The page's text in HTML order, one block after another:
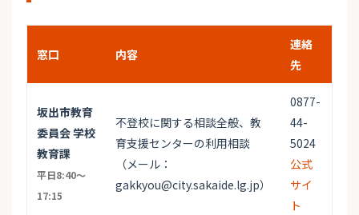
窓口 内容
連絡
先
坂出市教育
委員会 学校
教育課
平日8:40～
17:15
不登校に関する相談全般、教
育支援センターの利用相談
（メール：
gakkyou@city.sakaide.lg.jp）
0877-
44-
5024
公式
サイ
ト